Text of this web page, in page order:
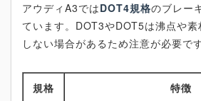
アウディA3ではDOT4規格のブレー
ています。DOT3やDOT5は沸点や
しない場合があるため注意が必要です
規格 特徴